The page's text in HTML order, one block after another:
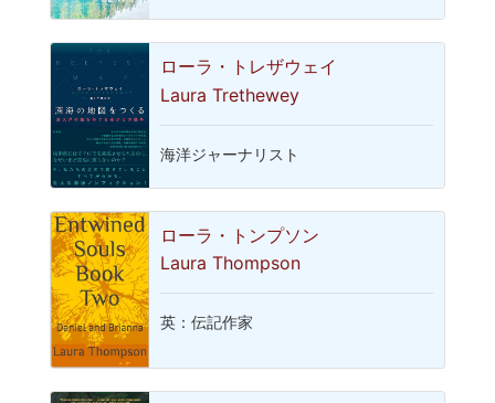
ローラ・トレザウェイ
Laura Trethewey
海洋ジャーナリスト
ローラ・トンプソン
Laura Thompson
英：伝記作家